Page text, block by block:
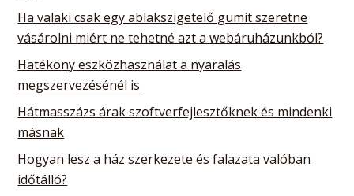
Ha valaki csak egy ablakszigetelő gumit szeretne
vásárolni miért ne tehetné azt a webáruházunkból?
Hatékony eszközhasználat a nyaralás
megszervezésénél is
Hátmasszázs árak szoftverfejlesztőknek és mindenki
másnak
Hogyan lesz a ház szerkezete és falazata valóban
időtálló?